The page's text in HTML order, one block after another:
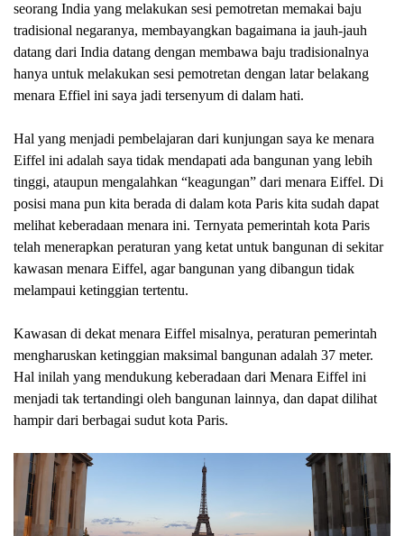
seorang India yang melakukan sesi pemotretan memakai baju
tradisional negaranya, membayangkan bagaimana ia jauh-jauh
datang dari India datang dengan membawa baju tradisionalnya
hanya untuk melakukan sesi pemotretan dengan latar belakang
menara Effiel ini saya jadi tersenyum di dalam hati.
Hal yang menjadi pembelajaran dari kunjungan saya ke menara
Eiffel ini adalah saya tidak mendapati ada bangunan yang lebih
tinggi, ataupun mengalahkan “keagungan” dari menara Eiffel. Di
posisi mana pun kita berada di dalam kota Paris kita sudah dapat
melihat keberadaan menara ini. Ternyata pemerintah kota Paris
telah menerapkan peraturan yang ketat untuk bangunan di sekitar
kawasan menara Eiffel, agar bangunan yang dibangun tidak
melampaui ketinggian tertentu.
Kawasan di dekat menara Eiffel misalnya, peraturan pemerintah
mengharuskan ketinggian maksimal bangunan adalah 37 meter.
Hal inilah yang mendukung keberadaan dari Menara Eiffel ini
menjadi tak tertandingi oleh bangunan lainnya, dan dapat dilihat
hampir dari berbagai sudut kota Paris.